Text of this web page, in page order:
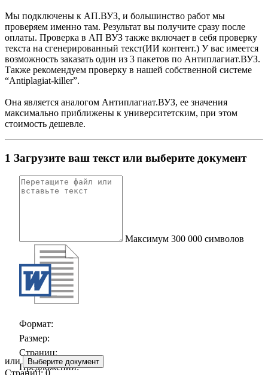
Мы подключены к АП.ВУЗ, и большинство работ мы
проверяем именно там. Результат вы получите сразу после
оплаты. Проверка в АП ВУЗ также включает в себя проверку
текста на сгенерированный текст(ИИ контент.) У вас имеется
возможность заказать один из 3 пакетов по Антиплагиат.ВУЗ.
Также рекомендуем проверку в нашей собственной системе
“Antiplagiat-killer”.
Она является аналогом Антиплагиат.ВУЗ, ее значения
максимально приближены к университетским, при этом
стоимость дешевле.
1 Загрузите ваш текст или выберите документ
Максимум 300 000 символов
Формат:
Размер:
Страниц:
Предложений:
или Выберите документ